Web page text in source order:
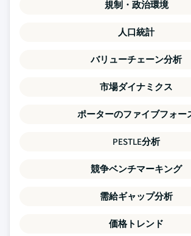
規制・政治環境
人口統計
バリューチェーン分析
市場ダイナミクス
ポーターのファイブフォー
PESTLE分析
競争ベンチマーキング
需給ギャップ分析
価格トレンド